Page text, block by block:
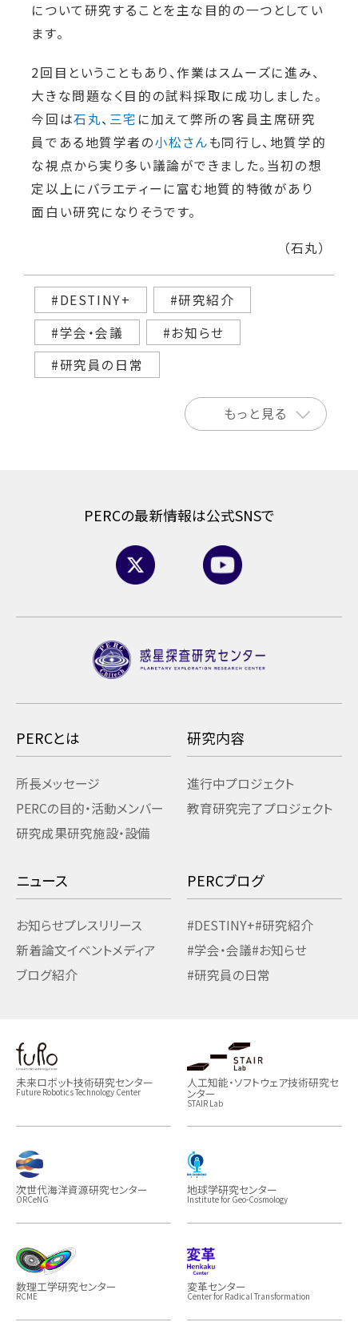
について研究することを主な目的の一つとしてい
ます。
2回目ということもあり、作業はスムーズに進み、
大きな問題なく目的の試料採取に成功しました。
今回は石丸、 三宅 に加えて弊所の客員主席研究
員である地質学者の小松さんも同行し、地質学的
な視点から実り多い議論ができました。当初の想
定以上にバラエティーに富む地質的特徴があり
面白い研究になりそうです。
（石丸）
#DESTINY+
#研究紹介
#学会・会議
#お知らせ
#研究員の日常
もっと見る
PERCの最新情報は公式SNSで
PERCとは
所長メッセージ
PERCの目的・活動メンバー
研究成果研究施設・設備
研究内容
進行中プロジェクト
教育研究完了プロジェクト
ニュース
お知らせプレスリリース
新着論文イベントメディア
ブログ紹介
PERCブログ
#DESTINY+#研究紹介
#学会・会議#お知らせ
#研究員の日常
未来ロボット技術研究センター
Future Robotics Technology Center
人工知能・ソフトウェア技術研究セ
ンター
STAIR Lab
次世代海洋資源研究センター
ORCeNG
地球学研究センター
Institute for Geo-Cosmology
数理工学研究センター
RCME
変革センター
Center for Radical Transformation